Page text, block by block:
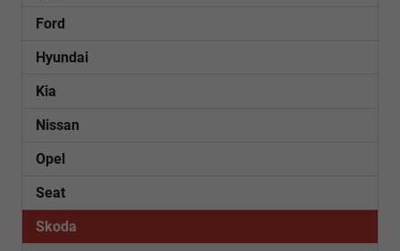
Ford
Hyundai
Kia
Nissan
Opel
Seat
Skoda